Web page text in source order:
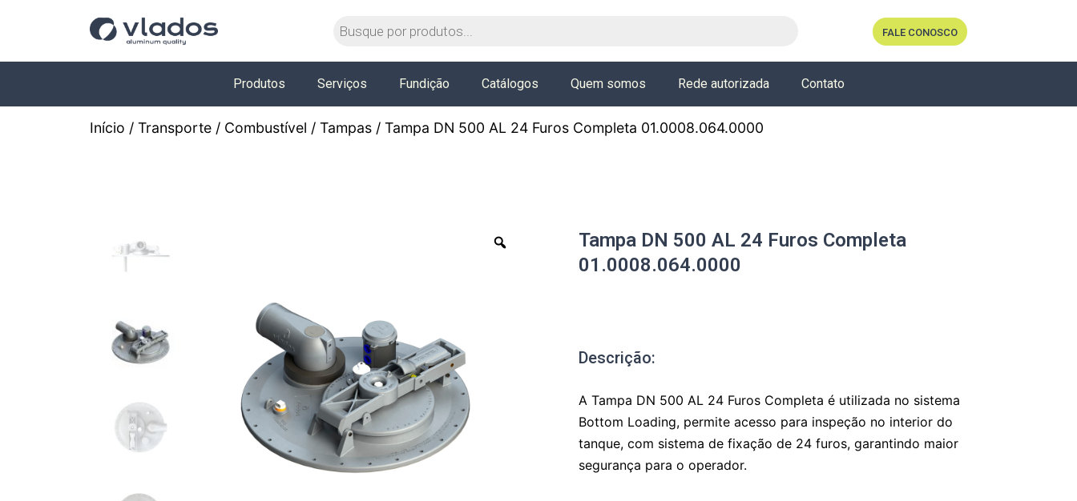
FALE CONOSCO
Produtos Serviços Fundição Catálogos Quem somos Rede autorizada Contato
Início / Transporte / Combustível / Tampas / Tampa DN 500 AL 24 Furos Completa 01.0008.064.0000
Tampa DN 500 AL 24 Furos Completa
01.0008.064.0000
Descrição:
A Tampa DN 500 AL 24 Furos Completa é utilizada no sistema
Bottom Loading, permite acesso para inspeção no interior do
tanque, com sistema de fixação de 24 furos, garantindo maior
segurança para o operador.